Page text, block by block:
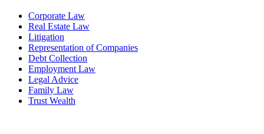
Corporate Law
Real Estate Law
Litigation
Representation of Companies
Debt Collection
Employment Law
Legal Advice
Family Law
Trust Wealth